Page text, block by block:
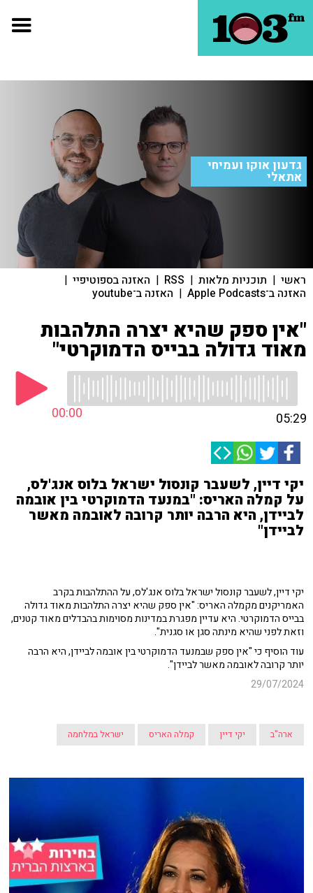
גדעון אוקו ועמיחי
אתאלי
ראשי | תוכניות מלאות |
RSS
| האזנה בספוטיפיי |
האזנה ב־Apple Podcasts | האזנה ב־youtube
"אין ספק שהיא יצרה התלהבות
מאוד גדולה בבייס הדמוקרטי"
00:00 05:29
יקי דיין, לשעבר קונסול ישראל בלוס אנג'לס,
על קמלה האריס: "במנעד הדמוקרטי בין אובמה
לביידן, היא הרבה יותר קרובה לאובמה מאשר
לביידן"
יקי דיין, לשעבר קונסול ישראל בלוס אנג'לס, על ההתלהבות בקרב
האמריקנים מקמלה האריס: "אין ספק שהיא יצרה התלהבות מאוד גדולה
בבייס הדמוקרטי. היא עדיין מפגרת במדינות מסוימות בהבדלים מאוד קטנים,
וזאת לפני שהיא מינתה סגן או סגנית".
עוד הוסיף כי "אין ספק שבמנעד הדמוקרטי בין אובמה לביידן, היא הרבה
יותר קרובה לאובמה מאשר לביידן".
29/07/2024
ארה"ב יקי דיין קמלה האריס ישראל במלחמה